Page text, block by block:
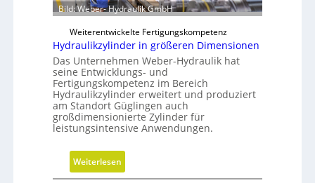
e
h
i
t
s
g
r
e
M
O
C
h
e
c
k
Bild: Weber- Hydraulik GmbH
Weiterentwickelte Fertigungskompetenz
Hydraulikzylinder in größeren Dimensionen
Das Unternehmen Weber-Hydraulik hat
seine Entwicklungs- und
Fertigungskompetenz im Bereich
Hydraulikzylinder erweitert und produziert
am Standort Güglingen auch
großdimensionierte Zylinder für
leistungsintensive Anwendungen.
Weiterlesen:
H